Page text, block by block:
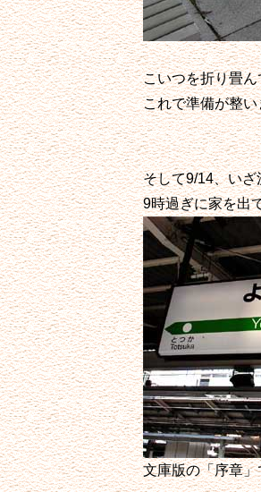
こいつを折り畳
これで準備が整い
そして9/14、いざ
9時過ぎに家を出
文庫版の「序章